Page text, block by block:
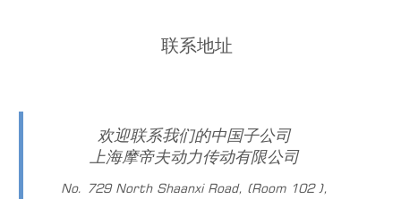
联系地址
欢迎联系我们的中国子公司
上海摩帝夫动力传动有限公司
No. 729 North Shaanxi Road, (Room 102 ),